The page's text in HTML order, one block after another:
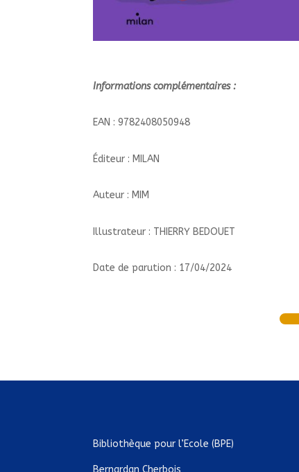
Informations complémentaires :
EAN : 9782408050948
Éditeur : MILAN
Auteur : MIM
Illustrateur : THIERRY BEDOUET
Date de parution : 17/04/2024
Bibliothèque pour l’Ecole (BPE)